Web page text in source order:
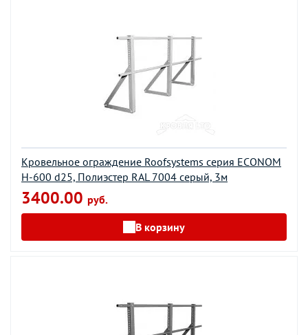
Кровельное ограждение Roofsystems серия ECONOM
H-600 d25, Полиэстер RAL 7004 серый, 3м
3400.00 руб.
В корзину